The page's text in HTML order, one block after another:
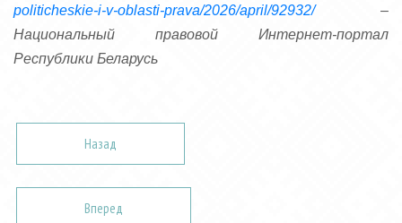
politicheskie-i-v-oblasti-prava/2026/april/92932/–
Национальный правовой Интернет-портал
Республики Беларусь
Назад
Вперед